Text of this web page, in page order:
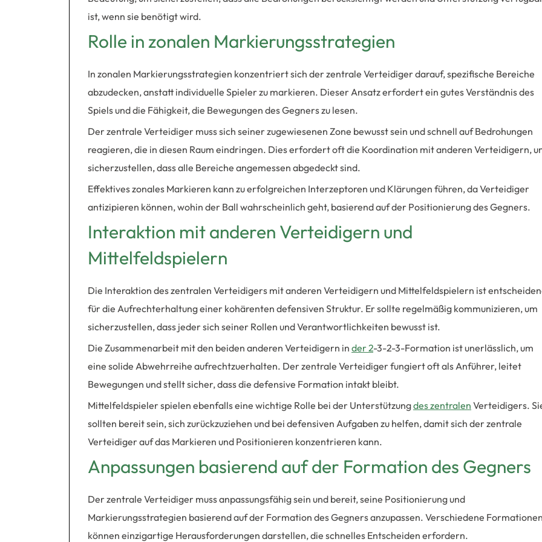
ist, wenn sie benötigt wird.
Rolle in zonalen Markierungsstrategien
In zonalen Markierungsstrategien konzentriert sich der zentrale Verteidiger darauf, spezifische Bereiche
abzudecken, anstatt individuelle Spieler zu markieren. Dieser Ansatz erfordert ein gutes Verständnis des
Spiels und die Fähigkeit, die Bewegungen des Gegners zu lesen.
Der zentrale Verteidiger muss sich seiner zugewiesenen Zone bewusst sein und schnell auf Bedrohungen
reagieren, die in diesen Raum eindringen. Dies erfordert oft die Koordination mit anderen Verteidigern,
sicherzustellen, dass alle Bereiche angemessen abgedeckt sind.
Effektives zonales Markieren kann zu erfolgreichen Interzeptoren und Klärungen führen, da Verteidiger
antizipieren können, wohin der Ball wahrscheinlich geht, basierend auf der Positionierung des Gegners.
Interaktion mit anderen Verteidigern und
Mittelfeldspielern
Die Interaktion des zentralen Verteidigers mit anderen Verteidigern und Mittelfeldspielern ist
für die Aufrechterhaltung einer kohärenten defensiven Struktur. Er sollte regelmäßig kommunizieren, um
sicherzustellen, dass jeder sich seiner Rollen und Verantwortlichkeiten bewusst ist.
Die Zusammenarbeit mit den beiden anderen Verteidigern in der 2-3-2-3-Formation ist unerlässlich, um
eine solide Abwehrreihe aufrechtzuerhalten. Der zentrale Verteidiger fungiert oft als Anführer, leitet
Bewegungen und stellt sicher, dass die defensive Formation intakt bleibt.
Mittelfeldspieler spielen ebenfalls eine wichtige Rolle bei der Unterstützungdes zentralen Verteidigers.
sollten bereit sein, sich zurückzuziehen und bei defensiven Aufgaben zu helfen, damit sich der zentrale
Verteidiger auf das Markieren und Positionieren konzentrieren kann.
Anpassungen basierend auf der Formation des Gegners
Der zentrale Verteidiger muss anpassungsfähig sein und bereit, seine Positionierung und
Markierungsstrategien basierend auf der Formation des Gegners anzupassen. Verschiedene
können einzigartige Herausforderungen darstellen, die schnelles Entscheiden erfordern.